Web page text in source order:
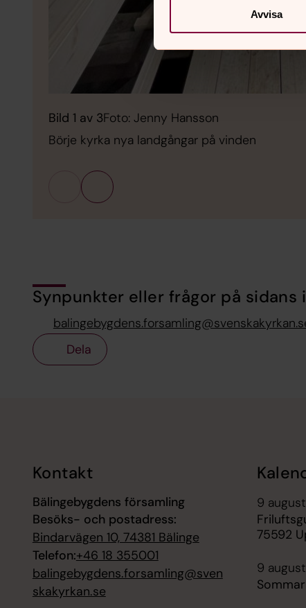
Avvisa
Bild 1 av 3Foto: Jenny Hansson
Börje kyrka nya landgångar på vinden
Synpunkter eller frågor på sidans
Dela
Kontakt
Bälingebygdens församling
Besöks- och postadress:
Bindarvägen 10, 74381 Bälinge
Telefon:+46 18 355001
balingebygdens.forsamling@sven
skakyrkan.se
9
75592
9